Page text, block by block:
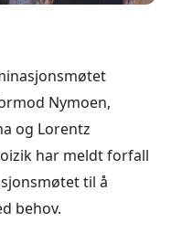
Nymoen,
og Lorentz
har meldt forfall
til å
behov.